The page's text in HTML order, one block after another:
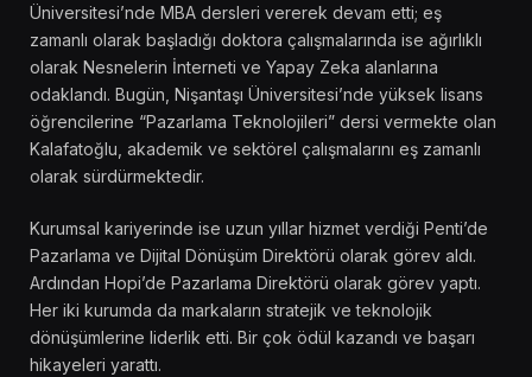
Üniversitesi’nde MBA dersleri vererek devam etti; eş
zamanlı olarak başladığı doktora çalışmalarında ise ağırlıklı
olarak Nesnelerin İnterneti ve Yapay Zeka alanlarına
odaklandı. Bugün, Nişantaşı Üniversitesi’nde yüksek lisans
öğrencilerine “Pazarlama Teknolojileri” dersi vermekte olan
Kalafatoğlu, akademik ve sektörel çalışmalarını eş zamanlı
olarak sürdürmektedir.
Kurumsal kariyerinde ise uzun yıllar hizmet verdiği Penti’de
Pazarlama ve Dijital Dönüşüm Direktörü olarak görev aldı.
Ardından Hopi’de Pazarlama Direktörü olarak görev yaptı.
Her iki kurumda da markaların stratejik ve teknolojik
dönüşümlerine liderlik etti. Bir çok ödül kazandı ve başarı
hikayeleri yarattı.